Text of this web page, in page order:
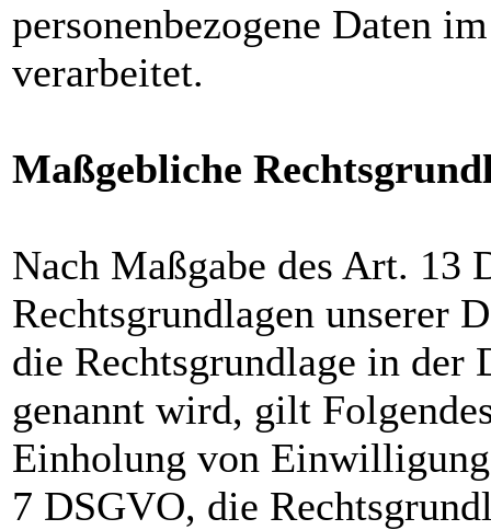
personenbezogene Daten
verarbeitet.
Maßgebliche
Nach Maßgabe des Art.
Rechtsgrundlagen unserer
die Rechtsgrundlage in der
genannt wird, gilt
Einholung von
7 DSGVO, die